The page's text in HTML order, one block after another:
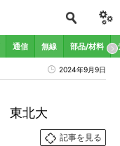
通信 無線 部品/材料
2024年9月9日
東北大
記事を見る